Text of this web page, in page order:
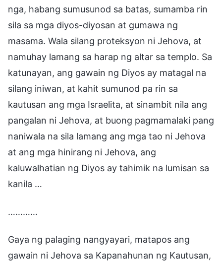
nga, habang sumusunod sa batas, sumamba rin
sila sa mga diyos-diyosan at gumawa ng
masama. Wala silang proteksyon ni Jehova, at
namuhay lamang sa harap ng altar sa templo. Sa
katunayan, ang gawain ng Diyos ay matagal na
silang iniwan, at kahit sumunod pa rin sa
kautusan ang mga Israelita, at sinambit nila ang
pangalan ni Jehova, at buong pagmamalaki pang
naniwala na sila lamang ang mga tao ni Jehova
at ang mga hinirang ni Jehova, ang
kaluwalhatian ng Diyos ay tahimik na lumisan sa
kanila …
…………
Gaya ng palaging nangyayari, matapos ang
gawain ni Jehova sa Kapanahunan ng Kautusan,